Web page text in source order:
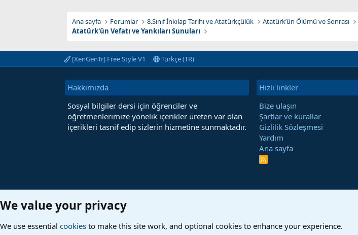
Ana sayfa Forumlar 8.Sınıf İnkılap Tarihi ve Atatürkçülük Atatürk’ün Ölümü ve Sonrası
Atatürk'ün Vefatı ve Yankıları Sunuları
[XenGenTr] Free Style V1 Türkçe (TR)
Hakkımızda
Sosyal bilgiler dersi için öğrenciler ve
öğretmenlerimize yönelik içerikler üreten var olan
içerikleri tasnif edip sizlerin hizmetine sunmaktadır.
Hızlı linkler
Bize ulaşın
Şartlar ve kurallar
Gizlilik Sözleşmesi
Yardım
Ana sayfa
R
We value your privacy
We use essential cookies to make this site work, and optional cookies to enhance your experience.